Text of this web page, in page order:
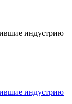
индустрию